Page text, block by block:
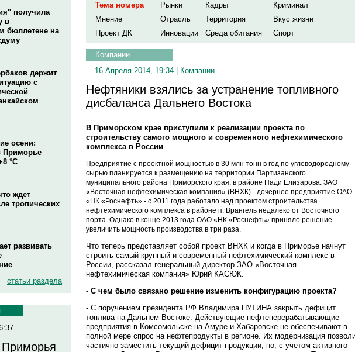
получила
в
бюллетене на
держит
с
осени:
Приморье
°C
ждет
тропических
развивать
статьи раздела
Тема номера
Рынки Кадры
Криминал
Мнение
Отрасль Территория
Вкус жизни
Проект ДК
Инновации Среда обитания Спорт
Компании
16 Апреля 2014, 19:34 | Компании
Нефтяники взялись за устранение топливного
дисбаланса Дальнего Востока
В Приморском крае приступили к реализации проекта по
строительству самого мощного и современного нефтехимического
комплекса в России
Предприятие с проектной мощностью в 30 млн тонн в год по углеводородному
сырью планируется к размещению на территории Партизанского
муниципального района Приморского края, в районе Пади Елизарова. ЗАО
«Восточная нефтехимическая компания» (ВНХК) - дочернее предприятие ОАО
«НК «Роснефть» - с 2011 года работало над проектом строительства
нефтехимического комплекса в районе п. Врангель недалеко от Восточного
порта. Однако в конце 2013 года ОАО «НК «Роснефть» приняло решение
увеличить мощность производства в три раза.
Что теперь представляет собой проект ВНХК и когда в Приморье начнут
строить самый крупный и современный нефтехимический комплекс в
России, рассказал генеральный директор ЗАО «Восточная
нефтехимическая компания» Юрий КАСЮК.
- С чем было связано решение изменить конфигурацию проекта?
- С поручением президента РФ Владимира ПУТИНА закрыть дефицит
топлива на Дальнем Востоке. Действующие нефтеперерабатывающие
предприятия в Комсомольске-на-Амуре и Хабаровске не обеспечивают в
полной мере спрос на нефтепродукты в регионе. Их модернизация
частично заместить текущий дефицит продукции, но, с учетом активного